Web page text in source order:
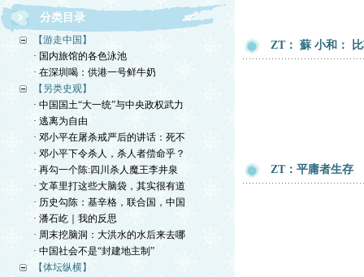
分类目录
【游走中国】
· 国内旅馆的各色泳池
· 在深圳喝：供港一号鲜牛奶
【另类史观】
· 中国国土“大一统”与中央政权武力
· 逃离为自由
· 邓小平在屠杀戒严后的讲话：死不
· 邓小平下令杀人，杀人者偿命乎？
· 再勾一个陈:四川杀人魔王李井泉
· 文革里打这些大脑袋，其实很有道
· 历史勾陈：基辛格，联合国，中国
· 潘石屹｜我的反思
· 周末挖脑洞：大洪水的水后来去哪
· 中国社会不是“封建地主制”
【体坛纵横】
ZT： 蘇 小和：
ZT：平庸者生存